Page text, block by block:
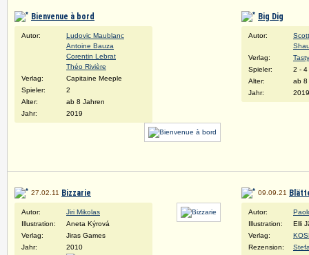
Bienvenue à bord
Autor:
Ludovic Maublanc
Antoine Bauza
Corentin Lebrat
Théo Rivière
Verlag:
Capitaine Meeple
Spieler:
2
Alter:
ab 8 Jahren
Jahr:
2019
Big Dig
Autor:
Verlag:
Spieler:
2 - 4
Alter:
ab 8
Jahr:
2019
27.02.11 Bizzarie
Autor:
Jiri Mikolas
Illustration:
Aneta Kýrová
Verlag:
Jiras Games
Jahr:
2010
09.09.21
Autor:
Illustration:
Elli
Verlag:
Rezension: